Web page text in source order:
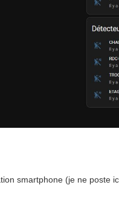
smartphone (je ne poste